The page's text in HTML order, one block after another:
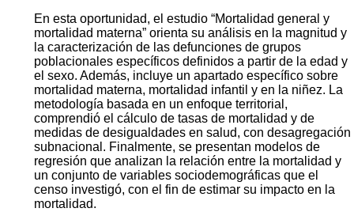
En esta oportunidad, el estudio “Mortalidad general y
mortalidad materna” orienta su análisis en la magnitud y
la caracterización de las defunciones de grupos
poblacionales específicos definidos a partir de la edad y
el sexo. Además, incluye un apartado específico sobre
mortalidad materna, mortalidad infantil y en la niñez. La
metodología basada en un enfoque territorial,
comprendió el cálculo de tasas de mortalidad y de
medidas de desigualdades en salud, con desagregación
subnacional. Finalmente, se presentan modelos de
regresión que analizan la relación entre la mortalidad y
un conjunto de variables sociodemográficas que el
censo investigó, con el fin de estimar su impacto en la
mortalidad.